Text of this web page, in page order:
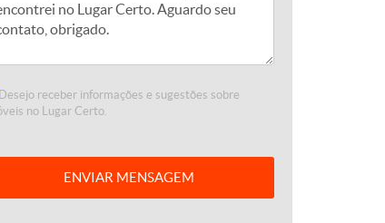
Desejo receber informações e sugestões sobre
no Lugar Certo.
ENVIAR MENSAGEM